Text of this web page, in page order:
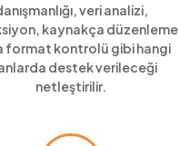
veri analizi,
kaynakça düzenleme
format kontrolü gibi hangi
destek verileceği
netleştirilir.